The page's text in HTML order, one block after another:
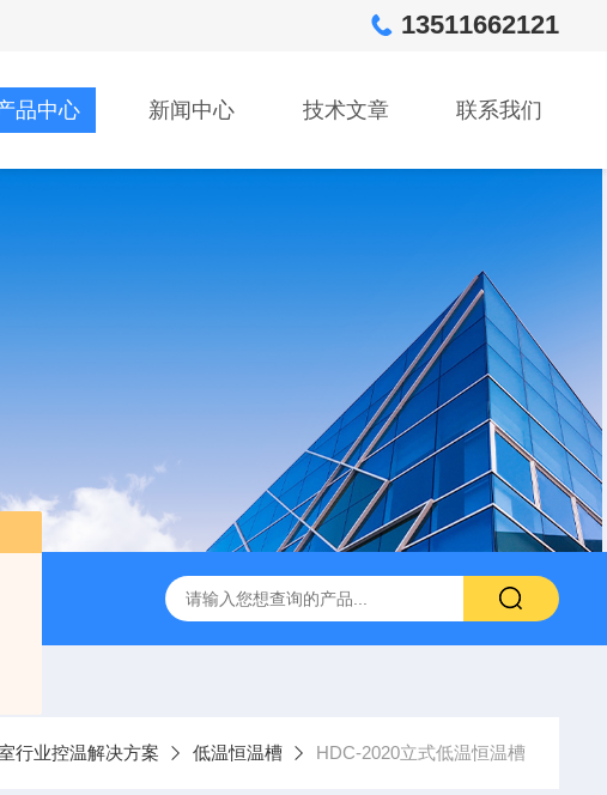
13511662121
品中心 新闻中心 技术文章 联系我们
翻转式振荡萃取器 诺基LSHZ-300冷冻水浴恒温振荡器厂家
行业控温解决方案 低温恒温槽 HDC-2020立式低温恒温槽